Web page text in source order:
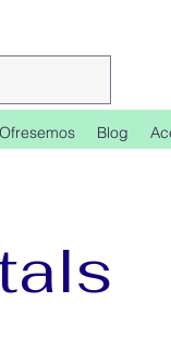
Blog